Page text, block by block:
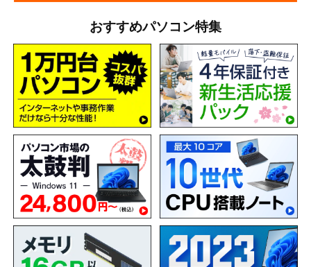
おすすめパソコン特集